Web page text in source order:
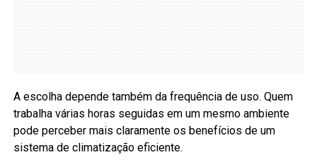
A escolha depende também da frequência de uso. Quem
trabalha várias horas seguidas em um mesmo ambiente
pode perceber mais claramente os benefícios de um
sistema de climatização eficiente.